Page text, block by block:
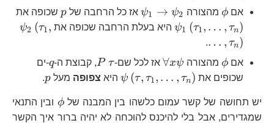
אם
\phi ϕ מהצורה
\psi_{1}\to\psi_{2}
ψ1 → ψ2 אז כל הרחבה של p
p שכופה את
ψ1 (τ1, … , τn) היא בעלת הרחבה שכופה את ψ2 (τ1,
… , τn)
.
אם
\phi ϕ מהצורה
\forall
x\psi
∀xψ אז לכל שם-P
P \tau
τ , קבוצת ה- q
q-ים
שכופים את
ψ (τ, τ1, … , τn) היא צפופה מעל p
p
.
יש תחושה של קשר עמום כלשהו בין המבנה של
\phi
ϕ ובין התנאי
שמגדירים, אבל בלי להיכנס להוכחה לא יהיה ברור איך הקשר